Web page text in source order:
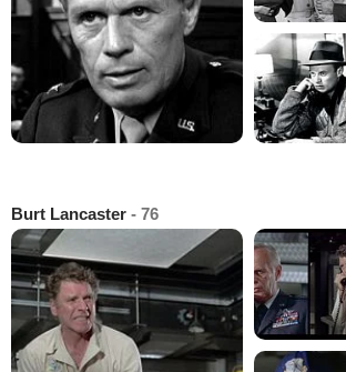
Burt Lancaster - 76